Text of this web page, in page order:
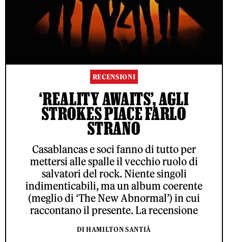
RECENSIONI
‘REALITY AWAITS’, AGLI
STROKES PIACE FARLO
STRANO
Casablancas e soci fanno di tutto per
mettersi alle spalle il vecchio ruolo di
salvatori del rock. Niente singoli
indimenticabili, ma un album coerente
(meglio di ‘The New Abnormal’) in cui
raccontano il presente. La recensione
DI HAMILTON SANTIÀ